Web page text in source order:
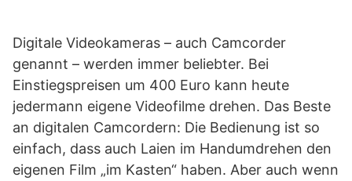
Digitale Videokameras – auch Camcorder
genannt – werden immer beliebter. Bei
Einstiegspreisen um 400 Euro kann heute
jedermann eigene Videofilme drehen. Das Beste
an digitalen Camcordern: Die Bedienung ist so
einfach, dass auch Laien im Handumdrehen den
eigenen Film „im Kasten“ haben. Aber auch wenn